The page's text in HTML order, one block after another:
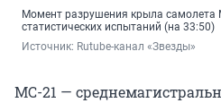
Момент разрушения крыла самолета
статистических испытаний (на 33:50)
Источник: Rutube-канал «Звезды»
МС-21 —